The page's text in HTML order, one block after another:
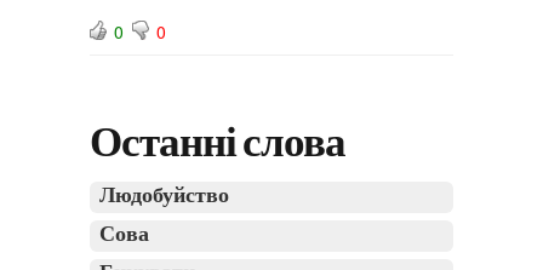
0 0
Останні слова
Людобуйство
Сова